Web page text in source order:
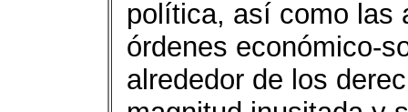
política, así como las
órdenes económico-
alrededor de los